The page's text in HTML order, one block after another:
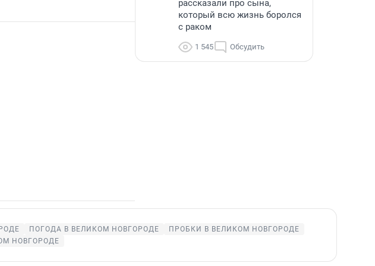
рассказали про сына,
который всю жизнь боролся
с раком
1 545 Обсудить
ПОГОДА В ВЕЛИКОМ НОВГОРОДЕ
ПРОБКИ В ВЕЛИКОМ НОВГОРОДЕ
НОВГОРОДЕ